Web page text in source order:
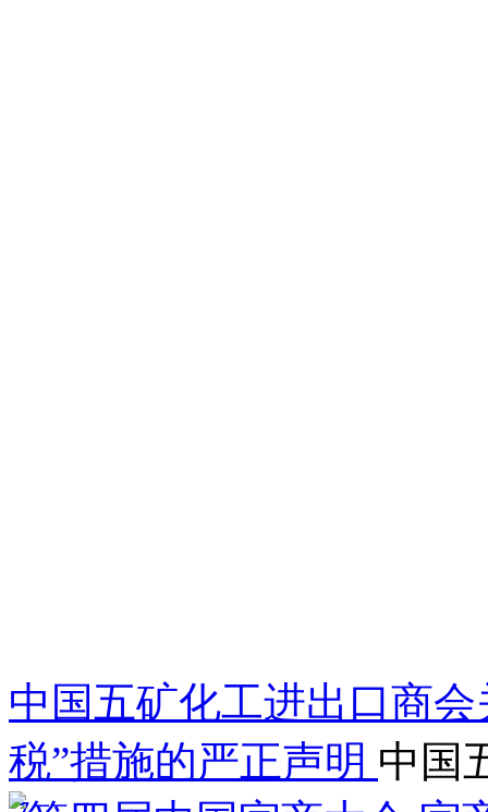
中国五矿化工进出口商
税”措施的严正声明 中国